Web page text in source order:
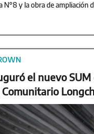
N°8 y la obra de ampliación
el nuevo